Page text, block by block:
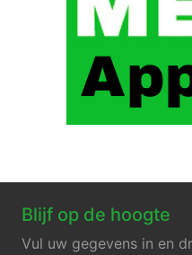
Blijf op de hoogte
Vul uw gegevens in en